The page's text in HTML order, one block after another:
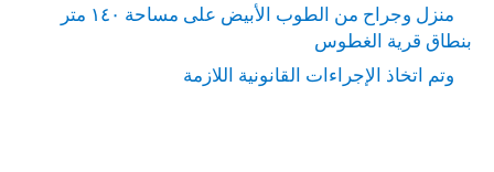
منزل وجراح من الطوب الأبيض على مساحة ١٤٠ متر
بنطاق قرية الغطوس
وتم اتخاذ الإجراءات القانونية اللازمة